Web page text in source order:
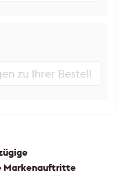
Markenauftritte